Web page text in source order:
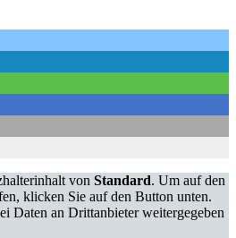
von Standard. Um auf den
klicken Sie auf den Button unten.
Daten an Drittanbieter weitergegeben